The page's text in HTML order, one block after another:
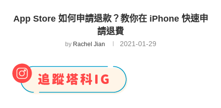
App Store 如何申請退款？教你在 iPhone 快速申
請退費
by Rachel Jian 2021-01-29